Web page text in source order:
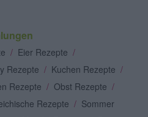
/ Eier Rezepte /
Rezepte / Kuchen Rezepte /
Rezepte / Obst Rezepte /
Rezepte / Sommer